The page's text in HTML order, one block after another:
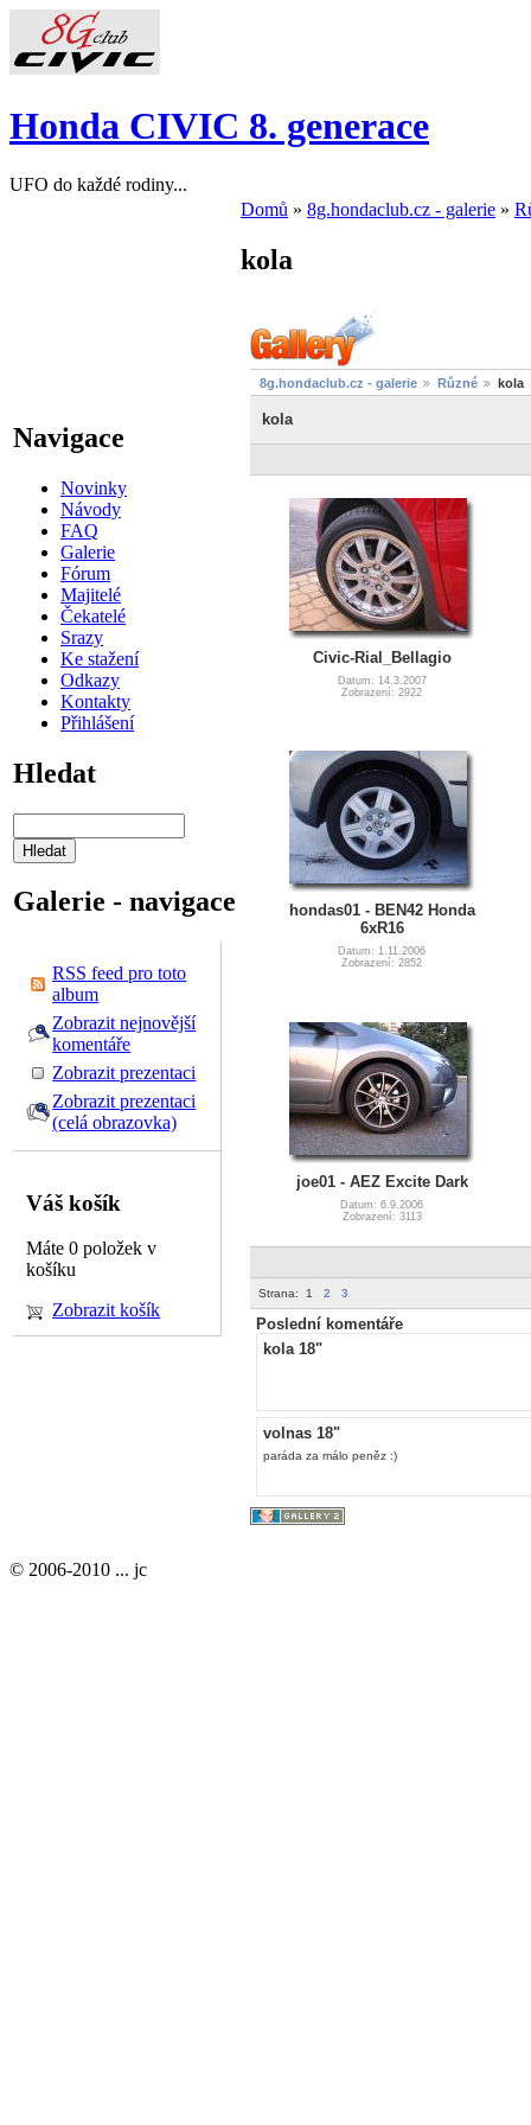
Honda CIVIC 8. generace
UFO do každé rodiny...
Navigace
Novinky
Návody
FAQ
Galerie
Fórum
Majitelé
Čekatelé
Srazy
Ke stažení
Odkazy
Kontakty
Přihlášení
Hledat
Galerie - navigace
RSS feed pro toto
album
Zobrazit nejnovější
komentáře
Zobrazit prezentaci
Zobrazit prezentaci
(celá obrazovka)
Váš košík
Máte 0 položek v
košíku
Zobrazit košík
Domů » 8g.hondaclub.cz - galerie »
kola
8g.hondaclub.cz - galerie Různé kola
kola
Civic-Rial_Bellagio
Datum: 14.3.2007
Zobrazení: 2922
hondas01 - BEN42 Honda
6xR16
Datum: 1.11.2006
Zobrazení: 2852
joe01 - AEZ Excite Dark
Datum: 6.9.2006
Zobrazení: 3113
Strana: 1 2 3
Poslední komentáře
kola 18"
volnas 18"
paráda za málo peněz :)
© 2006-2010 ... jc